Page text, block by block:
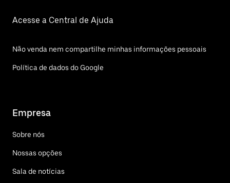
Acesse a Central de Ajuda
Não venda nem compartilhe minhas informações pessoais
Política de dados do Google
Empresa
Sobre nós
Nossas opções
Sala de notícias